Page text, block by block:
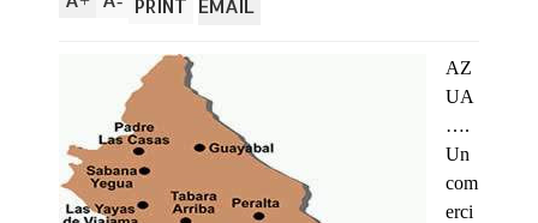
PRINT EMAIL
AZ
UA
….
Un
com
erci